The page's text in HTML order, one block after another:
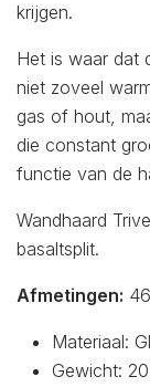
krijgen.
Het is waar dat
niet zoveel
gas of hout,
die constant
functie van de
Wandhaard
basaltsplit.
Afmetingen:
Materiaal:
Gewicht: